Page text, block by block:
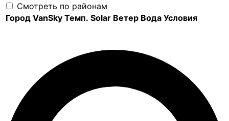
Смотреть по районам
Город VanSky Темп. Solar Ветер Вода Условия